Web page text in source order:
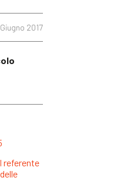
2017
referente